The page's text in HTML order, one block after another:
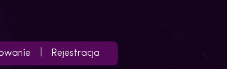
Rejestracja